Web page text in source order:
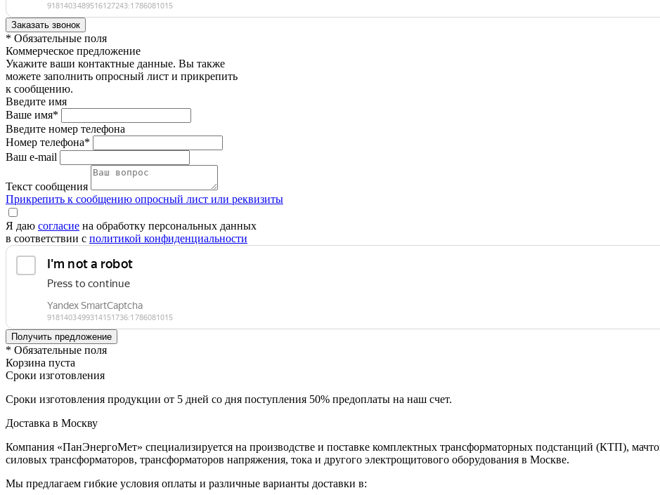
* Обязательные поля
Коммерческое предложение
Укажите ваши контактные данные. Вы также
можете заполнить опросный лист и прикрепить
к сообщению.
Введите имя
Ваше имя*
Введите номер телефона
Номер телефона*
Ваш e-mail
Текст сообщения
Прикрепить к сообщению опросный лист или реквизиты
Я даю согласие на обработку персональных данных
в соответствии с политикой конфиденциальности
* Обязательные поля
Корзина пуста
Сроки изготовления
Сроки изготовления продукции от 5 дней со дня поступления 50% предоплаты на наш счет.
Доставка в Москву
Компания «ПанЭнергоМет» специализируется на производстве и поставке комплектных трансформаторных подстанций (КТП),
силовых трансформаторов, трансформаторов напряжения, тока и другого электрощитового оборудования в Москве.
Мы предлагаем гибкие условия оплаты и различные варианты доставки в: